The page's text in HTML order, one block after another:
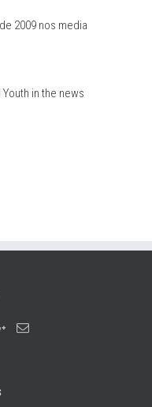
2009 nos media
in the news